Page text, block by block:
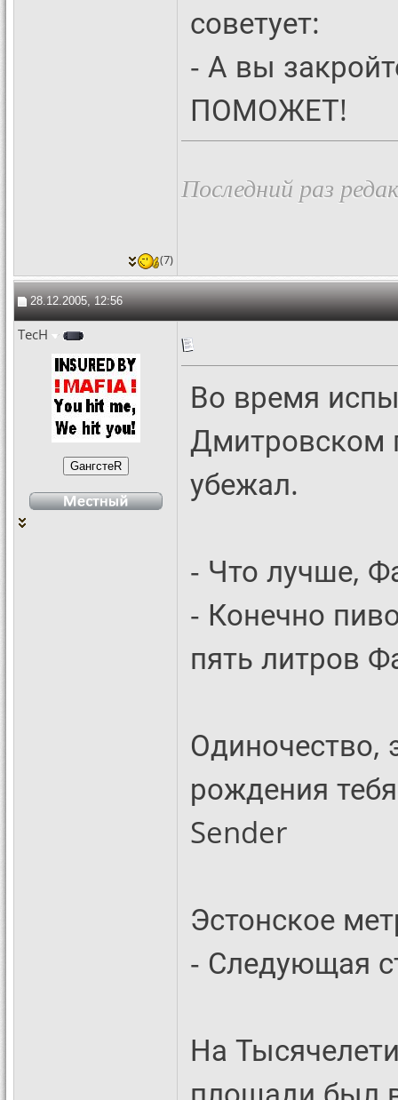
советует:
- А вы
ПОМОЖЕТ!
Последний раз
(7)
28.12.2005, 12:56
TecH
Во время
Дмитровском
убежал.
- Что лучше,
- Конечно
пять литров
Одиночество,
рождения
Sender
Эстонское
- Следующая
На